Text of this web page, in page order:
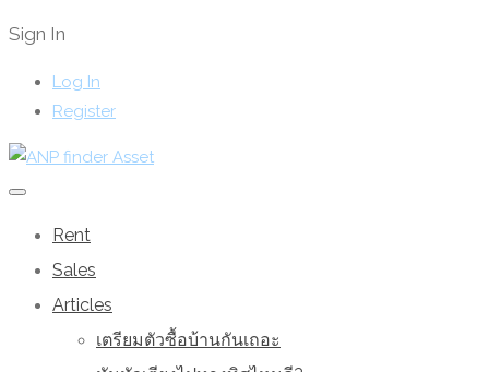
Sign In
Log In
Register
Rent
Sales
Articles
เตรียมตัวซื้อบ้านกันเถอะ